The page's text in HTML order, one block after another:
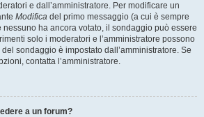
e dall’amministratore. Per modificare un
Modifica del primo messaggio (a cui è sempre
ha ancora votato, il sondaggio può essere
solo i moderatori e l’amministratore possono
sondaggio è impostato dall’amministratore. Se
contatta l’amministratore.
a un forum?